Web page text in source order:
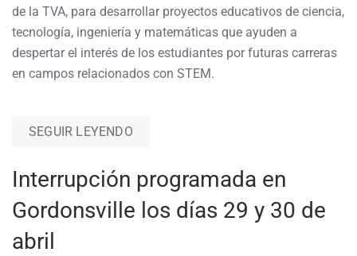
de la TVA, para desarrollar proyectos educativos de ciencia,
tecnología, ingeniería y matemáticas que ayuden a
despertar el interés de los estudiantes por futuras carreras
en campos relacionados con STEM.
SEGUIR LEYENDO
Interrupción programada en
Gordonsville los días 29 y 30 de
abril